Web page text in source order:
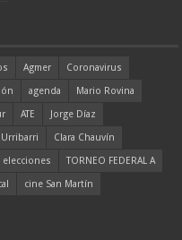
Agmer
Coronavirus
agenda
Mario Rovina
ATE
Jorge Díaz
Urribarri
Clara Chauvín
elecciones
TORNEO FEDERAL A
cine San Martín